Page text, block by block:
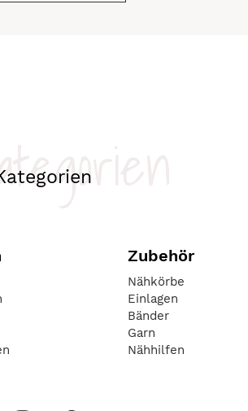
Zubehör
Nähkörbe
Einlagen
Bänder
Garn
Nähhilfen